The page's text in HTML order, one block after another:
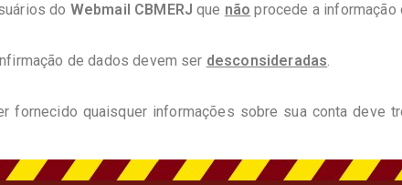
do Webmail CBMERJ que não procede a informação
de dados devem ser desconsideradas.
fornecido quaisquer informações sobre sua conta deve